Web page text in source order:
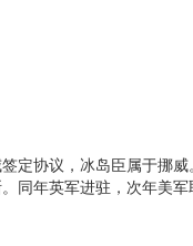
协议，冰岛臣属于挪
同年英军进驻，次年美